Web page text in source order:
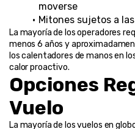
moverse
Mitones sujetos a
La mayoría de los operadores
menos 6 años y
los calentadores de manos en
calor proactivo.
Opciones
Vuelo
La mayoría de los vuelos en